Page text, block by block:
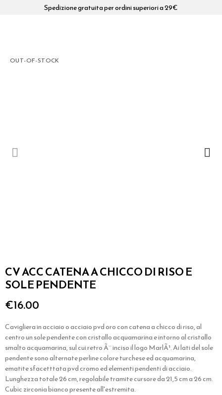
Spedizione gratuita per ordini superiori a 29€
OUT-OF-STOCK
CV ACC CATENA A CHICCO DI RISO E
SOLE PENDENTE
€16.00
Cavigliera in acciaio o acciaio pvd oro con catena a chicco di riso, al
centro un sole pendente con cristallo acquamarina e intorno al cristallo
smalto acquamarina, sul cui retro Ã¨ inciso il logo MarlÃ¹. Ai lati del sole
pendente sono alternate perline colore turchese ed acquamarina,
ematite sfacetttata pvd cromo ed elementi pendenti di acciaio.
Lunghezza totale 26 cm, regolabile tramite cursore da 21,5 cm a 26 cm.
Cubic zirconia bianco presente all'estremita.